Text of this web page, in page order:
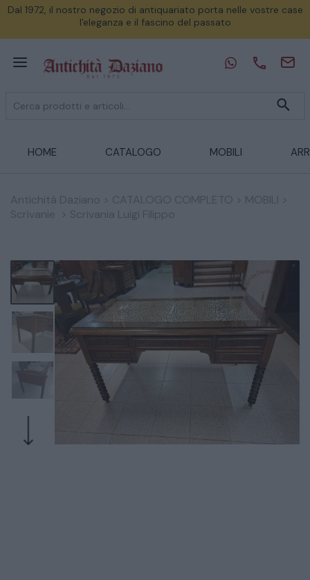
Dal 1972, il nostro negozio di antiquariato porta nelle vostre case
l'eleganza e il fascino del passato
HOME CATALOGO MOBILI
Antichità Daziano CATALOGO COMPLETO MOBILI
Scrivanie
Scrivania Luigi Filippo